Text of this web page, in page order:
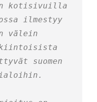
kotisivuilla
ilmestyy
välein
suomen